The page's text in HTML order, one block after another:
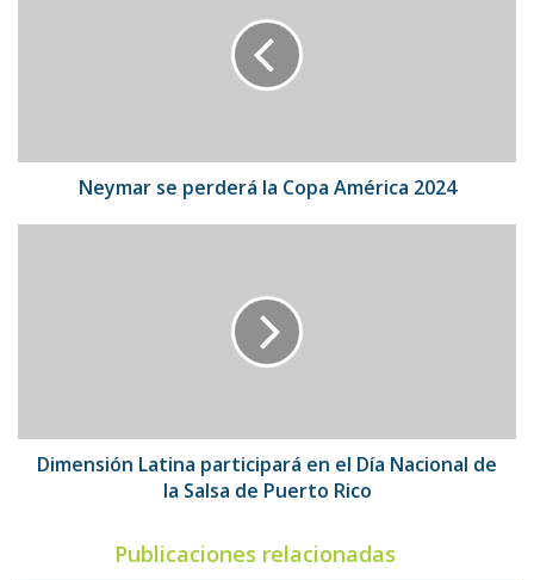
Neymar se perderá la Copa América 2024
la
Salsa
Dimensión Latina participará en el Día Nacional de
la Salsa de Puerto Rico
Publicaciones relacionadas